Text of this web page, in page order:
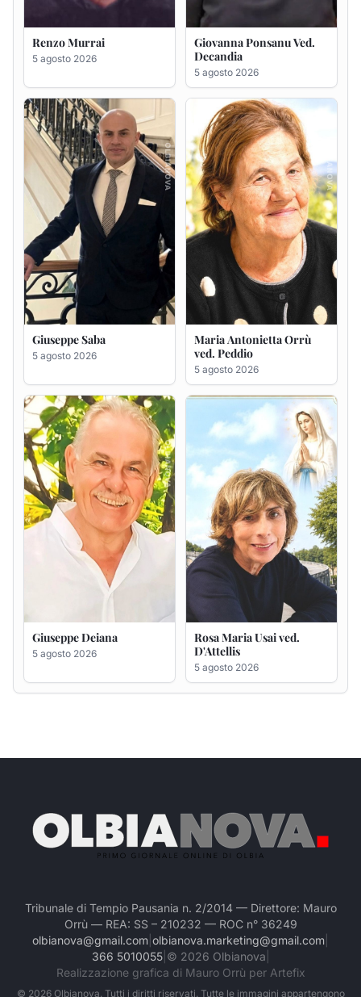
Renzo Murrai
5 agosto 2026
Giovanna Ponsanu Ved.
Decandia
5 agosto 2026
Giuseppe Saba
5 agosto 2026
Maria Antonietta Orrù
ved. Peddio
5 agosto 2026
Giuseppe Deiana
5 agosto 2026
Rosa Maria Usai ved.
D'Attellis
5 agosto 2026
Tribunale di Tempio Pausania n. 2/2014 — Direttore: Mauro
Orrù — REA: SS – 210232 — ROC n° 36249
olbianova@gmail.com olbianova.marketing@gmail.com
366 5010055| © 2026 Olbianova
Realizzazione grafica di Mauro Orrù per Artefix
© 2026Olbianova. Tutti i diritti riservati. Tutte le immagini appartengono